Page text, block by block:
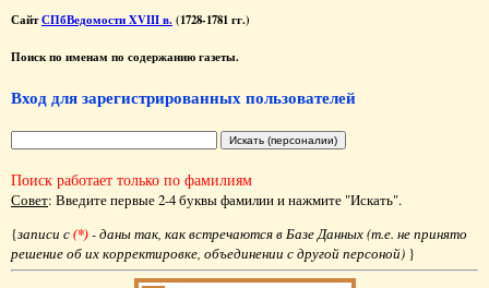
СайтСПбВедомости XVIII в. (1728-1781 гг.)
Поиск по именам по содержанию газеты.
Вход для зарегистрированных пользователей
Поиск работает только по фамилиям
Совет: Введите первые 2-4 буквы фамилии и нажмите "Искать".
{записи с(*)- даны так, как встречаются в Базе Данных (т.е. не принято
решение об их корректировке, объединении с другой персоной) }